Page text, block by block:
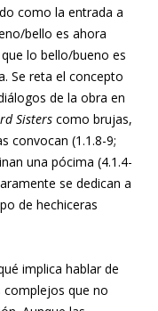
como la entrada a
bello es ahora
lo bello/bueno es
Se reta el concepto
de la obra en
Sisters como brujas,
convocan (1.1.8-9;
una pócima (4.1.4-
se dedican a
de hechiceras
implica hablar de
que no